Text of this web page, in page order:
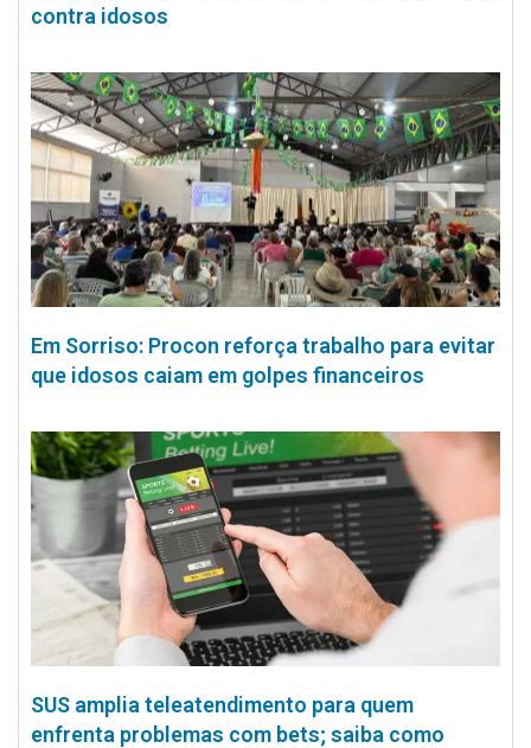
contra idosos
Em Sorriso: Procon reforça trabalho para evitar
que idosos caiam em golpes financeiros
SUS amplia teleatendimento para quem
enfrenta problemas com bets; saiba como